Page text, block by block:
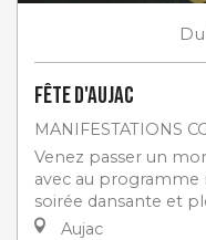
Du
Fête d'Aujac
MANIFESTATIONS
Venez passer un
avec au programme
soirée dansante et
Aujac